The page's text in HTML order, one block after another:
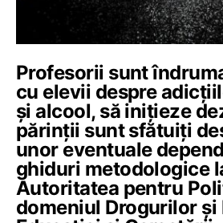
Profesorii sunt
cu elevii despre
și alcool, să inițieze
părinții sunt sfătuiți
unor eventuale
ghiduri metodologice
Autoritatea pentru
domeniul Drogurilor